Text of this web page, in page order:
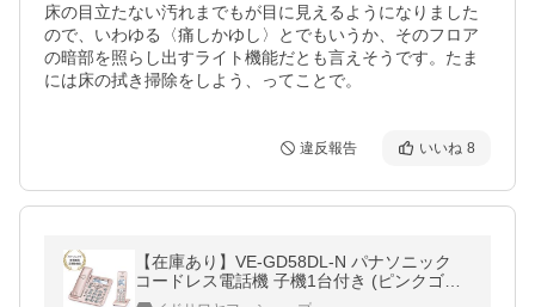
床の目立たない汚れまでもが目に見えるようになりました
ので、いわゆる〈痛しかゆし〉とでもいうか、そのフロア
の暗部を照らし出すライト機能だとも言えそうです。たま
には床の拭き掃除をしよう、ってことで。
違反報告 いいね 8
【在庫あり】VE-GD58DL-N パナソニック
コードレス電話機 子機1台付き (ピンクゴー
ルド) 迷惑電話防止機能 Panasonic 新品